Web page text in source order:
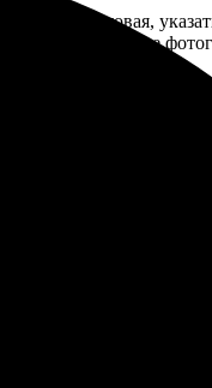
или матовая,
изготовление
напечатаны с
к вам домой в г
онлайн-заказ, но и
нам гарантировать
преимущества:
и их доставку в
размер и тип печати,